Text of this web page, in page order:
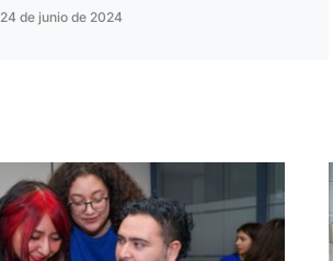
24 de junio de 2024